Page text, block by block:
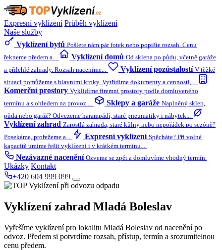
Expresní vyklízení Průběh vyklízení
Naše služby
Vyklízení bytů Pošlete nám pár fotek nebo popište rozsah. Cenu
řekneme předem a...
Vyklízení domů Od sklepa po půdu, včetně garáže
a přilehlé zahrady. Rozsah naceníme...
Vyklízení pozůstalostí V těžké
situaci pomůžeme s hlavními kroky. Vytřídíme dokumenty a cennosti,...
Komerční prostory Vyklidíme firemní prostory podle domluveného
termínu a s ohledem na provoz....
Sklepy a garáže Naplněný sklep,
půda nebo garáž? Odvezeme harampádí, staré pneumatiky i nábytek...
Vyklízení zahrad Zarostlá zahrada, staré kůlny nebo nepořádek po sezóně?
Posekáme, prořežeme a...
Expresní vyklízení Spěcháte? Při volné
kapacitě umíme řešit vyklízení i v krátkém termínu....
Nezávazné nacenění Ozveme se zpět a domluvíme vhodný termín.
Ukázky Kontakt
+420 604 999 099
Vyklízení zahrad Mladá Boleslav
Vyřešíme vyklízení pro lokalitu Mladá Boleslav od nacenění po
odvoz. Předem si potvrdíme rozsah, přístup, termín a srozumitelnou
cenu předem.